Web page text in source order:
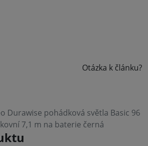
Otázka k článku?
Durawise pohádková světla Basic 96
7,1 m na baterie černá